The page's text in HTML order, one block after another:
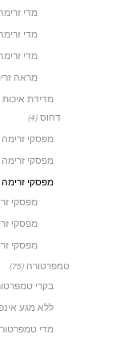
מדי
מדי
מדי
מראה
דחוס (4)
מפסקי זרימה
מפסקי
מפסקי זרימה
מפסקי
מפסקי
מפסקי
טמפרטורה (75)
בקרי
ללא מגע
מדי